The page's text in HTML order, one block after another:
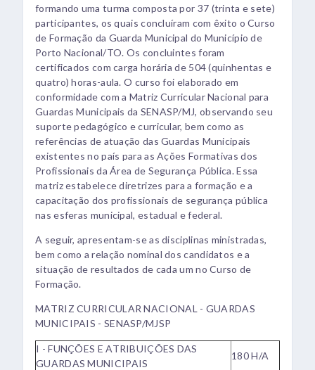
formando uma turma composta por 37 (trinta e sete)
participantes, os quais concluíram com êxito o Curso
de Formação da Guarda Municipal do Município de
Porto Nacional/TO. Os concluintes foram
certificados com carga horária de 504 (quinhentas e
quatro) horas-aula. O curso foi elaborado em
conformidade com a Matriz Curricular Nacional para
Guardas Municipais da SENASP/MJ, observando seu
suporte pedagógico e curricular, bem como as
referências de atuação das Guardas Municipais
existentes no país para as Ações Formativas dos
Profissionais da Área de Segurança Pública. Essa
matriz estabelece diretrizes para a formação e a
capacitação dos profissionais de segurança pública
nas esferas municipal, estadual e federal.
A seguir, apresentam-se as disciplinas ministradas,
bem como a relação nominal dos candidatos e a
situação de resultados de cada um no Curso de
Formação.
MATRIZ CURRICULAR NACIONAL - GUARDAS
MUNICIPAIS - SENASP/MJSP
I - FUNÇÕES E ATRIBUIÇÕES DAS
GUARDAS MUNICIPAIS
180 H/A